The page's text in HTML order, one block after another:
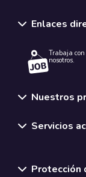
Enlaces
Trabaja con
nosotros.
Nuestros
Servicios
Protección